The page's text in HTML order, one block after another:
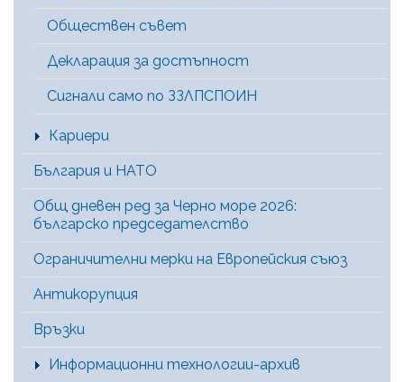
Обществен съвет
Декларация за достъпност
Сигнали само по ЗЗЛПСПОИН
Кариери
България и НАТО
Общ дневен ред за Черно море 2026:
българско председателство
Ограничителни мерки на Европейския съюз
Антикорупция
Връзки
Информационни технологии-архив